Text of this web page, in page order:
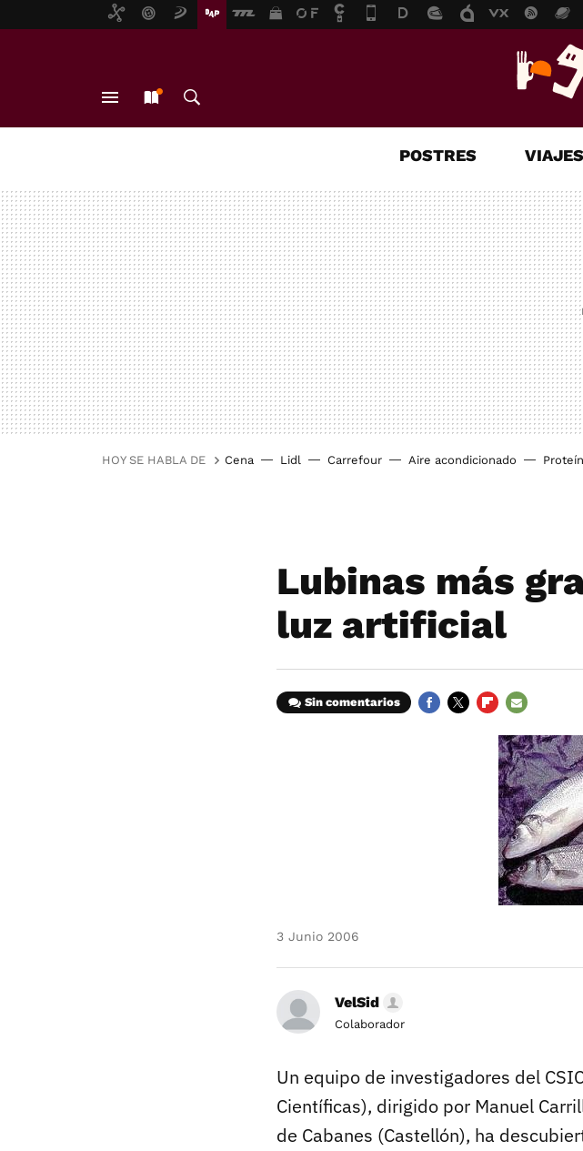
POSTRES VIAJES
HOY SE HABLA DE Cena Lidl Carrefour Aire acondicionado
Lubinas más
luz artificial
Sin comentarios
MAIL
3 Junio 2006
VelSid
Colaborador
Un equipo de investigadores del
Científicas), dirigido por Manuel
de Cabanes (Castellón), ha